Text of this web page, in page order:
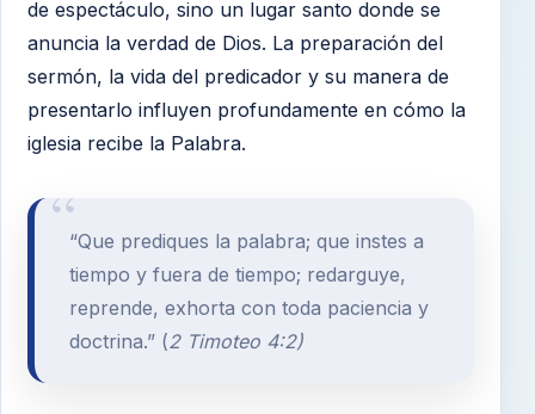
de espectáculo, sino un lugar santo donde se
anuncia la verdad de Dios. La preparación del
sermón, la vida del predicador y su manera de
presentarlo influyen profundamente en cómo la
iglesia recibe la Palabra.
“Que prediques la palabra; que instes a
tiempo y fuera de tiempo; redarguye,
reprende, exhorta con toda paciencia y
doctrina.” (2 Timoteo 4:2)